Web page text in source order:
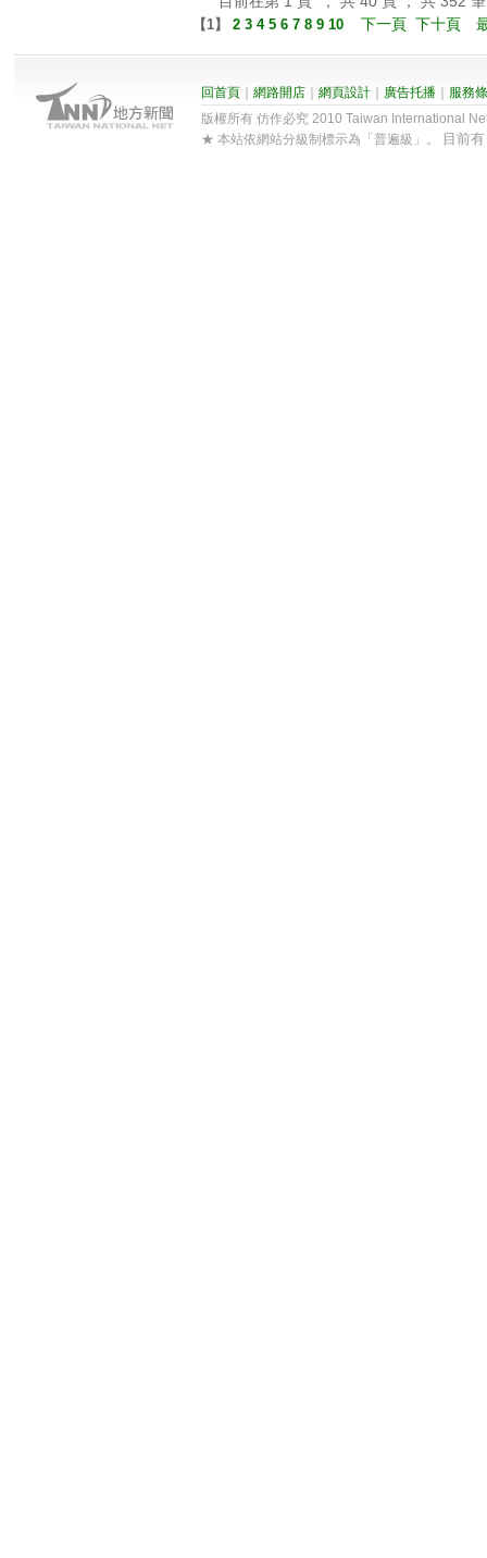
【1】 2 3 4 5 6 7 8 9 10 下一頁 下十頁
回首頁 網路開店 網頁設計 廣告托播
服務
版權所有 仿作必究 2010 Taiwan International
★ 本站依網站分級制標示為「普遍級」。
目前